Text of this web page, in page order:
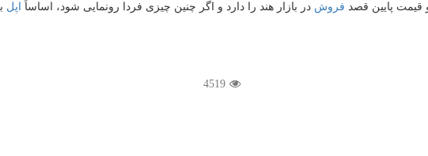
فروش در بازار هند را دارد و اگر چنین چیزی فردا رونمایی شود، اساساً اپل
4519